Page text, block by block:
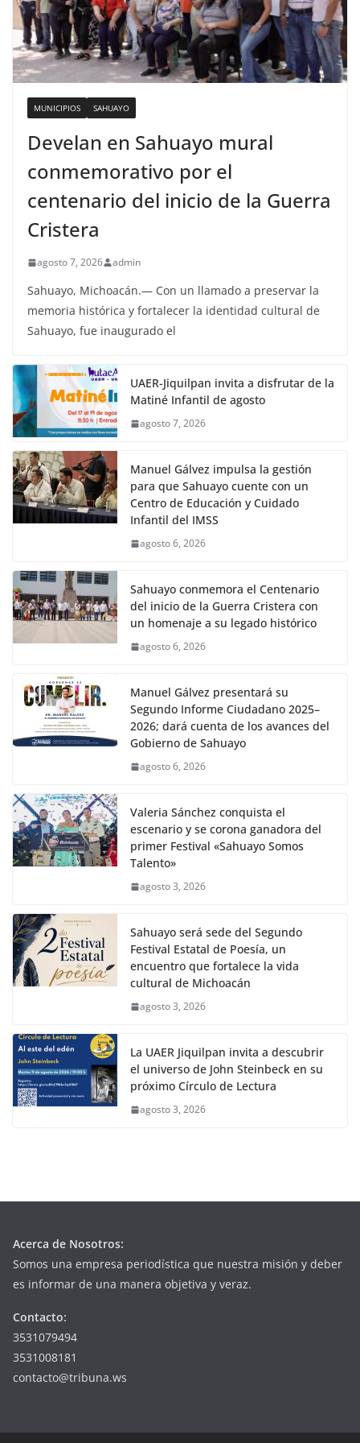
MUNICIPIOS SAHUAYO
Develan en Sahuayo mural
conmemorativo por el
centenario del inicio de la Guerra
Cristera
agosto 7, 2026 admin
Sahuayo, Michoacán.— Con un llamado a preservar la
memoria histórica y fortalecer la identidad cultural de
Sahuayo, fue inaugurado el
UAER-Jiquilpan invita a disfrutar de la
Matiné Infantil de agosto
agosto 7, 2026
Manuel Gálvez impulsa la gestión
para que Sahuayo cuente con un
Centro de Educación y Cuidado
Infantil del IMSS
agosto 6, 2026
Sahuayo conmemora el Centenario
del inicio de la Guerra Cristera con
un homenaje a su legado histórico
agosto 6, 2026
Manuel Gálvez presentará su
Segundo Informe Ciudadano 2025–
2026; dará cuenta de los avances del
Gobierno de Sahuayo
agosto 6, 2026
Valeria Sánchez conquista el
escenario y se corona ganadora del
primer Festival «Sahuayo Somos
Talento»
agosto 3, 2026
Sahuayo será sede del Segundo
Festival Estatal de Poesía, un
encuentro que fortalece la vida
cultural de Michoacán
agosto 3, 2026
La UAER Jiquilpan invita a descubrir
el universo de John Steinbeck en su
próximo Círculo de Lectura
agosto 3, 2026
Acerca de Nosotros:
Somos una empresa periodística que nuestra misión y deber
es informar de una manera objetiva y veraz.
Contacto:
3531079494
3531008181
contacto@tribuna.ws